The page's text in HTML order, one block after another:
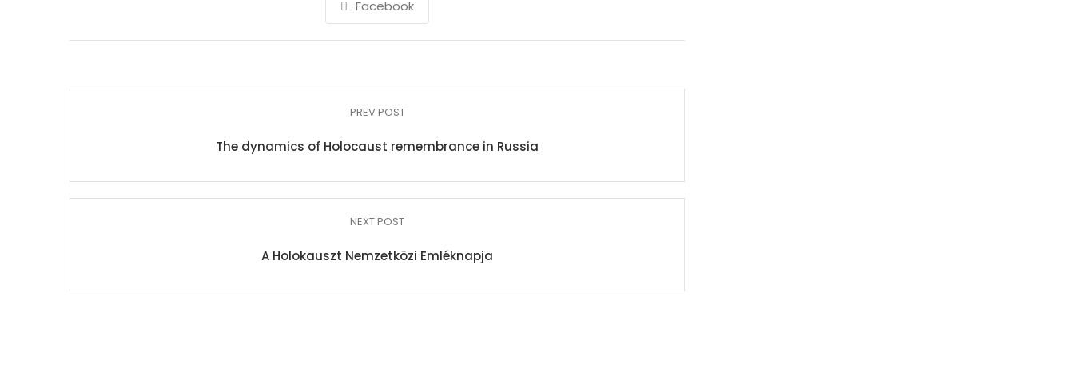
Facebook
PREV POST
The dynamics of Holocaust remembrance in Russia
NEXT POST
A Holokauszt Nemzetközi Emléknapja